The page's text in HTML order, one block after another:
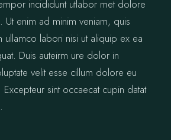
incididunt utlabor met dolore
Ut enim ad minim veniam, quis
ullamco labori nisi ut aliquip ex ea
Duis auteirm ure dolor in
velit esse cillum dolore eu
Excepteur sint occaecat cupin datat